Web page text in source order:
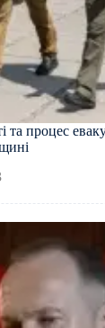
та процес